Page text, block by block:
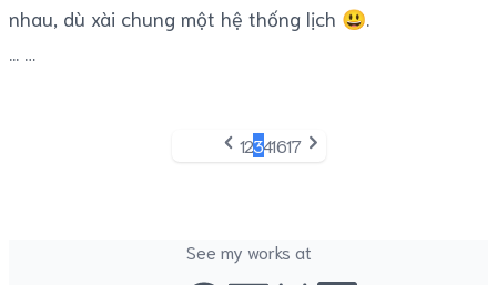
nhau, dù xài chung một hệ thống lịch 😃.
...
Previous
12341617 Next
See my works at